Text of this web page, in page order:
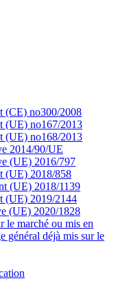
(CE) no300/2008
(UE) no167/2013
(UE) no168/2013
2014/90/UE
(UE) 2016/797
(UE) 2018/858
(UE) 2018/1139
(UE) 2019/2144
(UE) 2020/1828
le marché ou mis en
général déjà mis sur le